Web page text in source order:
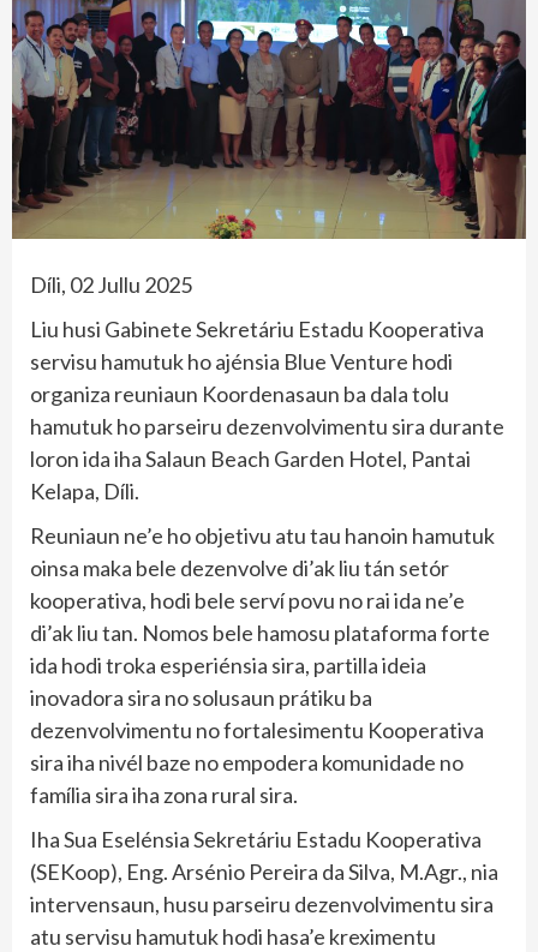
Díli, 02 Jullu 2025
Liu husi Gabinete Sekretáriu Estadu Kooperativa
servisu hamutuk ho ajénsia Blue Venture hodi
organiza reuniaun Koordenasaun ba dala tolu
hamutuk ho parseiru dezenvolvimentu sira durante
loron ida iha Salaun Beach Garden Hotel, Pantai
Kelapa, Díli.
Reuniaun ne’e ho objetivu atu tau hanoin hamutuk
oinsa maka bele dezenvolve di’ak liu tán setór
kooperativa, hodi bele serví povu no rai ida ne’e
di’ak liu tan. Nomos bele hamosu plataforma forte
ida hodi troka esperiénsia sira, partilla ideia
inovadora sira no solusaun prátiku ba
dezenvolvimentu no fortalesimentu Kooperativa
sira iha nivél baze no empodera komunidade no
família sira iha zona rural sira.
Iha Sua Eselénsia Sekretáriu Estadu Kooperativa
(SEKoop), Eng. Arsénio Pereira da Silva, M.Agr., nia
intervensaun, husu parseiru dezenvolvimentu sira
atu servisu hamutuk hodi hasa’e kreximentu